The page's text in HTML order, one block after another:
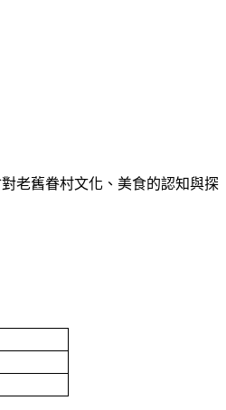
老舊眷村文化、美食的認知與探